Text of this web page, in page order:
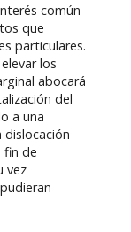
común
que
particulares.
los
abocará
del
a una
dislocación
fin de
vez